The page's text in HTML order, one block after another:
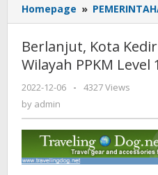
Homepage »
Berlanjut, Kota
Wilayah PPKM Level 1
2022-12-06
by
-
4327 Views
by admin